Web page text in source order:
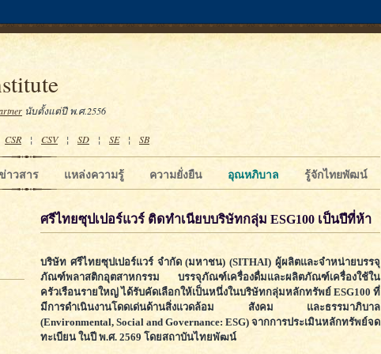
นับตั้งแต่ปี พ.ศ.2556
CSR¦ CSV¦ SD ¦ SE¦ SB
รู้จักไทยพัฒน์
อุณหภิบาล
ความยั่งยืน
แหล่งความรู้
าวสาร
ศรีไทยซุปเปอร์แวร์ ติดทำเนียบบริษัทกลุ่ม ESG100 เป็นปีที่ห้า
บริษัท ศรีไทยซุปเปอร์แวร์ จำกัด (มหาชน) (SITHAI) ผู้ผลิตและจำหน่ายบรรจุ
ภัณฑ์พลาสติกอุตสาหกรรม บรรจุภัณฑ์เครื่องดื่มและผลิตภัณฑ์เครื่องใช้ใน
ครัวเรือนรายใหญ่ ได้รับคัดเลือกให้เป็นหนึ่งในบริษัทกลุ่มหลักทรัพย์ ESG100 ที่
มีการดำเนินงานโดดเด่นด้านสิ่งแวดล้อม สังคม และธรรมาภิบาล
(Environmental, Social and Governance: ESG) จากการประเมินหลักทรัพย์จด
ทะเบียน ในปี พ.ศ. 2569 โดยสถาบันไทยพัฒน์